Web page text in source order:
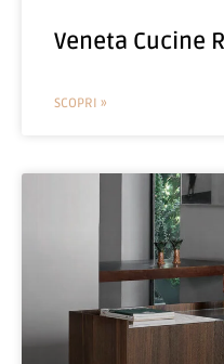
Veneta Cucine
SCOPRI »